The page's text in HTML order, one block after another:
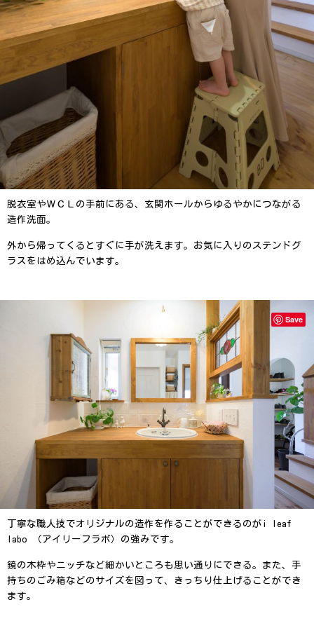
脱衣室やＷＣＬの手前にある、玄関ホールからゆるやかにつながる
造作洗面。
外から帰ってくるとすぐに手が洗えます。お気に入りのステンドグ
ラスをはめ込んでいます。
丁寧な職人技でオリジナルの造作を作ることができるのがi leaf
labo （アイリーフラボ）の強みです。
鏡の木枠やニッチなど細かいところも思い通りにできる。また、手
持ちのごみ箱などのサイズを図って、きっちり仕上げることができ
ます。
Save